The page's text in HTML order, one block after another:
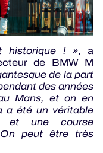
historique ! », a
de BMW M
de la part
des années
Mans, et on en
a été un véritable
et une course
On peut être très